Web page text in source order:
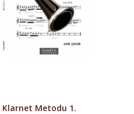
Klarnet Metodu 1.